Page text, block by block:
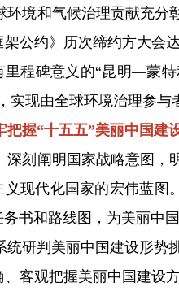
和气候治理贡献充分彰
架公约》历次缔约方大会
里程碑意义的“昆明—蒙
实现由全球环境治理参与
把握“十五五”美丽中国建
阐明国家战略意图，明
义现代化国家的宏伟蓝图
书和路线图，为美丽中
判美丽中国建设形势挑
、客观把握美丽中国建设